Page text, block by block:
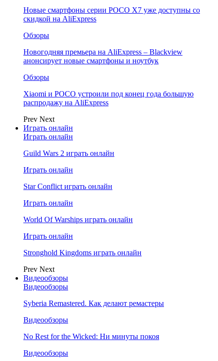
Новые смартфоны серии POCO X7 уже доступны со
скидкой на AliExpress
Обзоры
Новогодняя премьера на AliExpress – Blackview
анонсирует новые смартфоны и ноутбук
Обзоры
Xiaomi и POCO устроили под конец года большую
распродажу на AliExpress
Prev Next
Играть онлайн
Играть онлайн
Guild Wars 2 играть онлайн
Играть онлайн
Star Conflict играть онлайн
Играть онлайн
World Of Warships играть онлайн
Играть онлайн
Stronghold Kingdoms играть онлайн
Prev Next
Видеообзоры
Видеообзоры
Syberia Remastered. Как делают ремастеры
Видеообзоры
No Rest for the Wicked: Ни минуты покоя
Видеообзоры